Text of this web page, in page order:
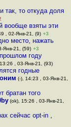
так, то откуда доля
вообще взяты эти
, 02-Янв-21, (9) +3
место, нажать
Янв-21, (59) +3
году
, 03-Янв-21, (93)
годные
(-), 14:23 , 03-Янв-21,
братан того
(ok), 15:26 , 03-Янв-21,
сейчас opt-in ,